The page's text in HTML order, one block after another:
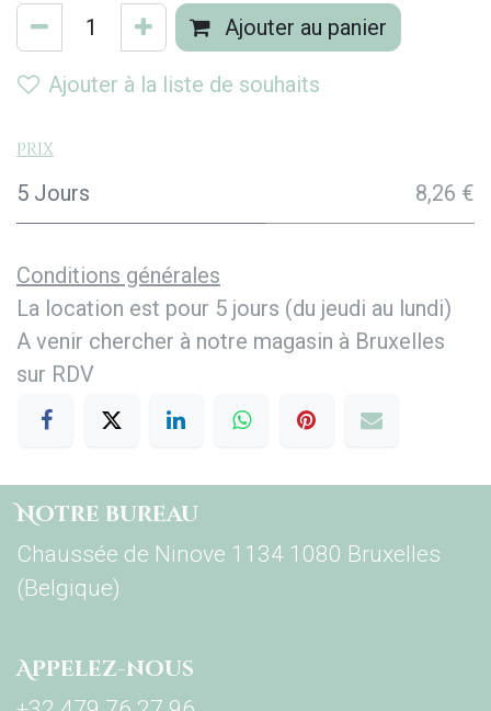
Ajouter au panier
Ajouter à la liste de souhaits
Prix
5 Jours 8,26 €
Conditions générales
La location est pour 5 jours (du jeudi au lundi)
A venir chercher à notre magasin à Bruxelles
sur RDV
Notre bureau
Chaussée de Ninove 1134 1080 Bruxelles
(Belgique)
Appelez-nous